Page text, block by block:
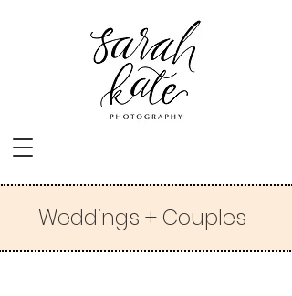
Weddings + Couples